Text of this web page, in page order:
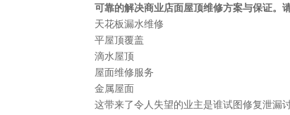
可靠的解决商业店面屋顶维修方案与保证。
天花板漏水维修
平屋顶覆盖
滴水屋顶
屋面维修服务
金属屋面
这带来了令人失望的业主是谁试图修复泄漏讨